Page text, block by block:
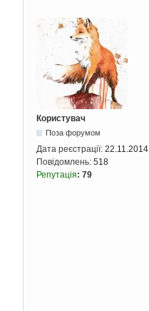
Користувач
Поза форумом
Дата реєстрації: 22.11.2014
Повідомлень: 518
Репутація: 79